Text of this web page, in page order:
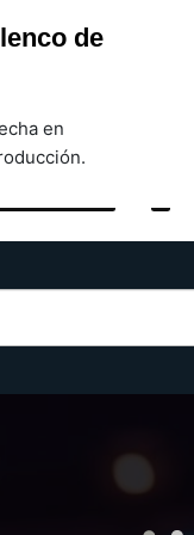
de
en